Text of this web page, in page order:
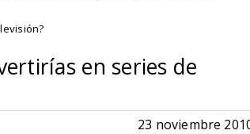
en series de
23 noviembre